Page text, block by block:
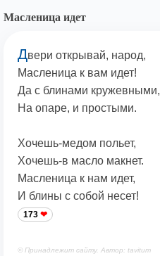
Масленица идет
Двери открывай, народ,
Масленица к вам идет!
Да с блинами кружевными,
На опаре, и простыми.
Хочешь-медом польет,
Хочешь-в масло макнет.
Масленица к нам идет,
И блины с собой несет!
173
© Принадлежит сайту. Автор: tavitum